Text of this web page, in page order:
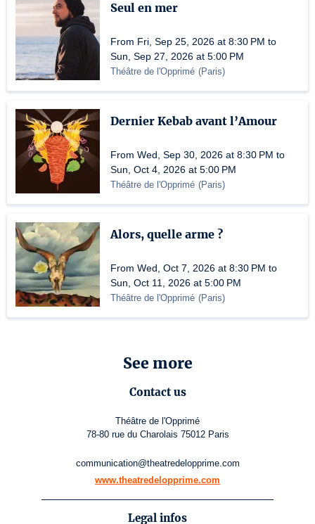
Seul en mer
From Fri, Sep 25, 2026 at 8:30 PM to
Sun, Sep 27, 2026 at 5:00 PM
Théâtre de l'Opprimé (Paris)
Dernier Kebab avant l’Amour
From Wed, Sep 30, 2026 at 8:30 PM to
Sun, Oct 4, 2026 at 5:00 PM
Théâtre de l'Opprimé (Paris)
Alors, quelle arme ?
From Wed, Oct 7, 2026 at 8:30 PM to
Sun, Oct 11, 2026 at 5:00 PM
Théâtre de l'Opprimé (Paris)
See more
Contact us
Théâtre de l'Opprimé
78-80 rue du Charolais 75012 Paris
communication@theatredelopprime.com
www.theatredelopprime.com
Legal infos